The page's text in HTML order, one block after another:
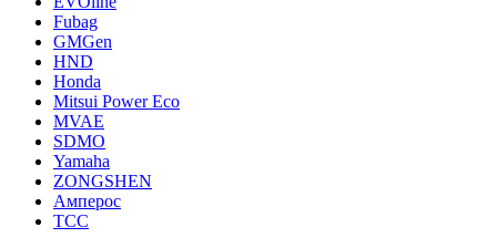
Fubag
GMGen
HND
Honda
Mitsui Power Eco
MVAE
SDMO
Yamaha
ZONGSHEN
Амперос
ТСС